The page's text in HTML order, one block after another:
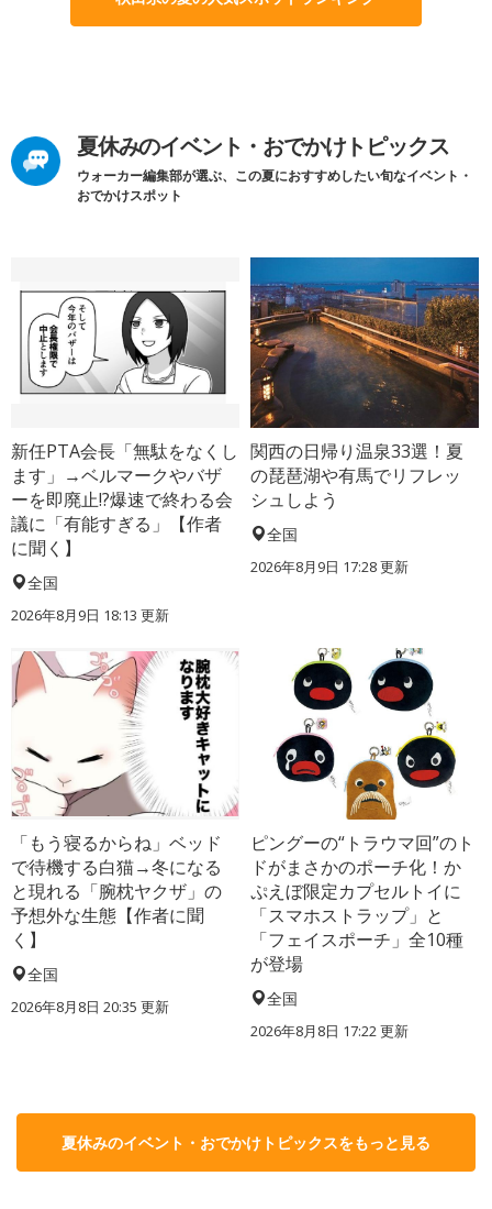
夏休みのイベント・おでかけトピックス
ウォーカー編集部が選ぶ、この夏におすすめしたい旬なイベント・
おでかけスポット
新任PTA会長「無駄をなくし
ます」→ベルマークやバザ
ーを即廃止!?爆速で終わる会
議に「有能すぎる」【作者
に聞く】
全国
2026年8月9日 18:13 更新
関西の日帰り温泉33選！夏
の琵琶湖や有馬でリフレッ
シュしよう
全国
2026年8月9日 17:28更新
「もう寝るからね」ベッド
で待機する白猫→冬になる
と現れる「腕枕ヤクザ」の
予想外な生態【作者に聞
く】
全国
2026年8月8日 20:35 更新
ピングーの“トラウマ回”のト
ドがまさかのポーチ化！か
ぷえぼ限定カプセルトイに
「スマホストラップ」と
「フェイスポーチ」全10種
が登場
全国
2026年8月8日 17:22更新
夏休みのイベント・おでかけトピックスをもっと見る